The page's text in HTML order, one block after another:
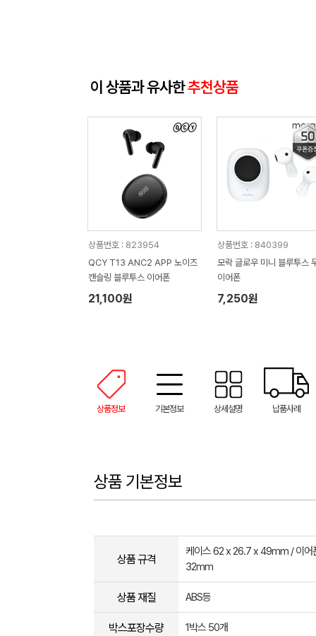
이 상품과 유사한추천상품
상품번호 : 823954
QCY T13 ANC2 APP 노이즈
캔슬링 블루투스 이어폰
21,100원
상품번호 : 840399
모락 글로우 미니 블루투스
이어폰
7,250원
상품정보 기본정보 상세설명 납품사례
상품 기본정보
상품 규격
케이스 62 x 26.7 x 49mm / 이어
32mm
상품 재질 ABS등
박스포장수량 1박스 50개